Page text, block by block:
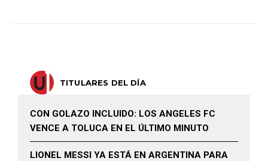
TITULARES DEL DÍA
CON GOLAZO INCLUIDO: LOS ANGELES FC
VENCE A TOLUCA EN EL ÚLTIMO MINUTO
LIONEL MESSI YA ESTÁ EN ARGENTINA PARA